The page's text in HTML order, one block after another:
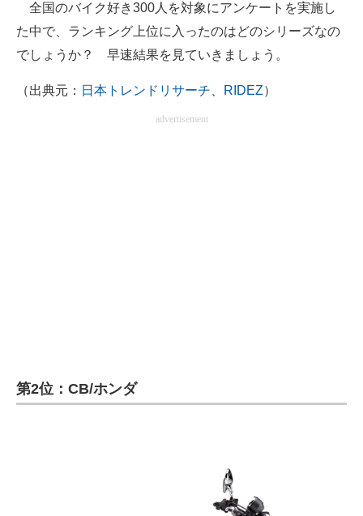
進化するPCとデバイスの未来
好きが集まる 比べて選べる
モノづくり技術者専門サイト
全国のバイク好き300人を対象にアンケートを実施し
た中で、ランキング上位に入ったのはどのシリーズなの
でしょうか？ 早速結果を見ていきましょう。
（出典元： 日本トレンドリサーチ RIDEZ）
advertisement
第2位：CB/ホンダ